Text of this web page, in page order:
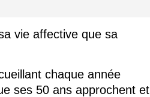
vie affective que sa
chaque année
ses 50 ans approchent et